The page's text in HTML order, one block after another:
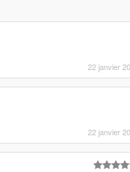
22 janvier
22 janvier